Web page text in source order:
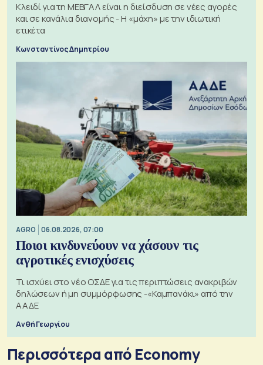
Κλειδί για τη ΜΕΒΓΑΛ είναι η διείσδυση σε νέες αγορές
και σε κανάλια διανομής - Η «μάχη» με την ιδιωτική
ετικέτα
Κωνσταντίνος Δημητρίου
AGRO 06.08.2026, 07:00
Ποιοι κινδυνεύουν να χάσουν τις
αγροτικές ενισχύσεις
Τι ισχύει στο νέο ΟΣΔΕ για τις περιπτώσεις ανακριβών
δηλώσεων ή μη συμμόρφωσης -«Καμπανάκι» από την
ΑΑΔΕ
Ανθή Γεωργίου
Περισσότερα από Economy